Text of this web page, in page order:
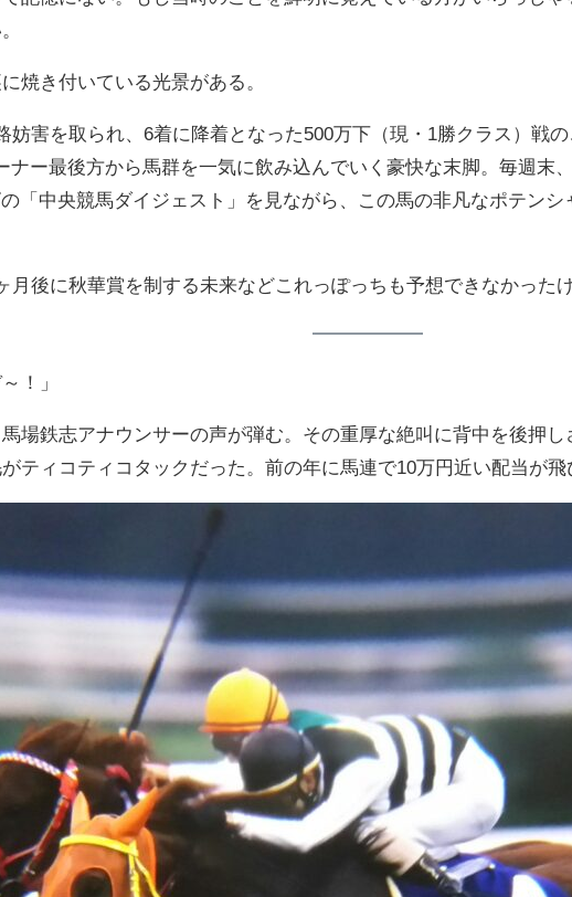
焼き付いている光景がある。
妨害を取られ、6着に降着となった500万下（現・1勝クラス）戦
ナー最後方から馬群を一気に飲み込んでいく豪快な末脚。毎週末
「中央競馬ダイジェスト」を見ながら、この馬の非凡なポテン
月後に秋華賞を制する未来などこれっぽっちも予想できなかったけ
！」
場鉄志アナウンサーの声が弾む。その重厚な絶叫に背中を後押
ティコティコタックだった。前の年に馬連で10万円近い配当が飛